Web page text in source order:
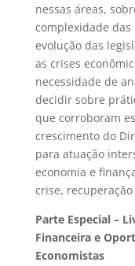
nessas áreas,
complexidade das
evolução das
as crises
necessidade de
decidir sobre
que corroboram
crescimento do
para atuação
economia e
crise,
Parte Especial –
Financeira e
Economistas